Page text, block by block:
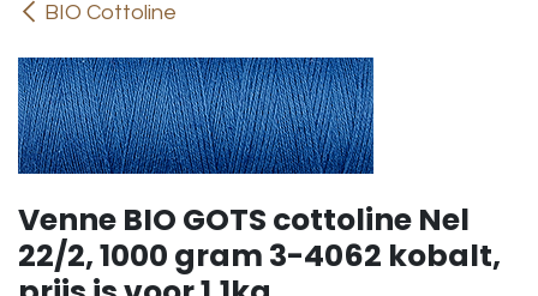
BIO Cottoline
Venne BIO GOTS cottoline Nel
22/2, 1000 gram 3-4062 kobalt,